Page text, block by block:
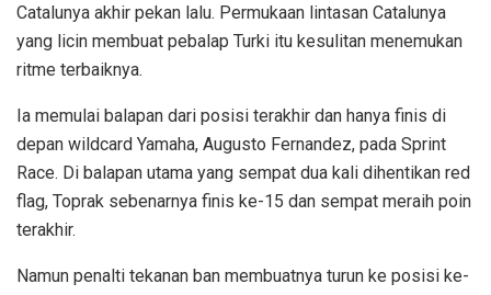
Catalunya akhir pekan lalu. Permukaan lintasan Catalunya
yang licin membuat pebalap Turki itu kesulitan menemukan
ritme terbaiknya.
Ia memulai balapan dari posisi terakhir dan hanya finis di
depan wildcard Yamaha, Augusto Fernandez, pada Sprint
Race. Di balapan utama yang sempat dua kali dihentikan red
flag, Toprak sebenarnya finis ke-15 dan sempat meraih poin
terakhir.
Namun penalti tekanan ban membuatnya turun ke posisi ke-